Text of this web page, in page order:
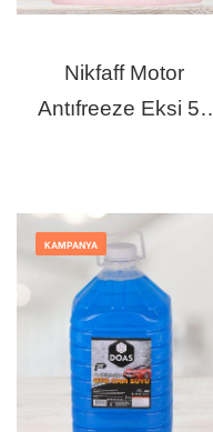
Nikfaff Motor
Antıfreeze Eksi 56
KAMPANYA